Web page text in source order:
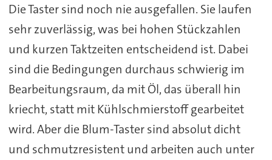
Die Taster sind noch nie ausgefallen. Sie laufen
sehr zuverlässig, was bei hohen Stückzahlen
und kurzen Taktzeiten entscheidend ist. Dabei
sind die Bedingungen durchaus schwierig im
Bearbeitungsraum, da mit Öl, das überall hin
kriecht, statt mit Kühlschmierstoff gearbeitet
wird. Aber die Blum-Taster sind absolut dicht
und schmutzresistent und arbeiten auch unter